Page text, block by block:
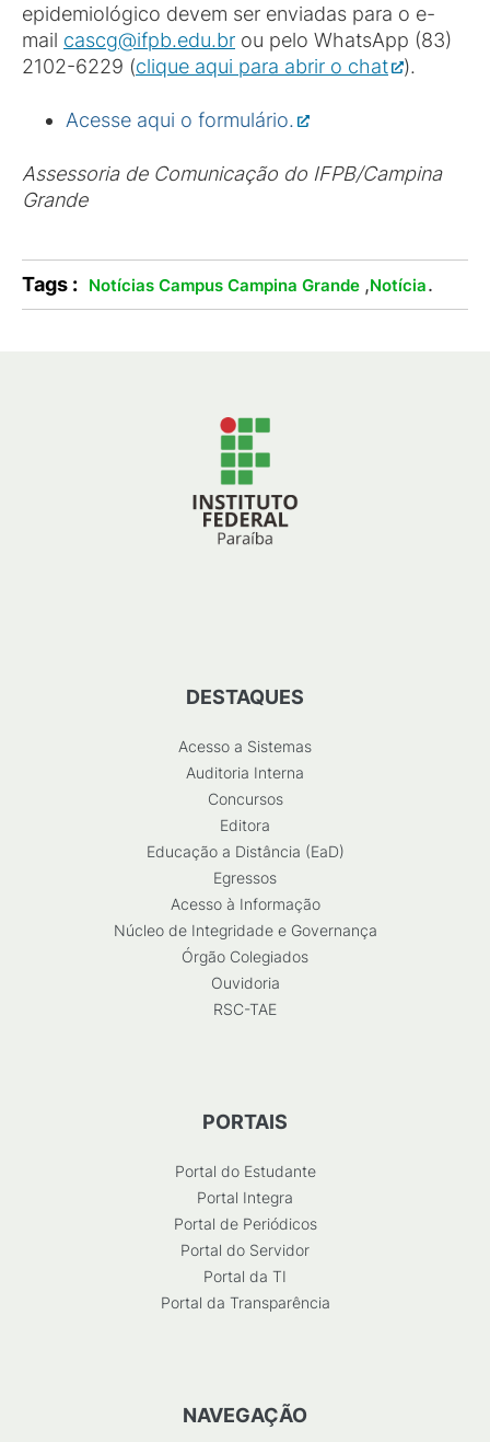
epidemiológico devem ser enviadas para o e-
mail cascg@ifpb.edu.br ou pelo WhatsApp (83)
2102-6229 (clique aqui para abrir o chat ).
Acesse aqui o formulário.
Assessoria de Comunicação do IFPB/Campina
Grande
Tags : Notícias Campus Campina Grande ,Notícia.
DESTAQUES
Acesso a Sistemas
Auditoria Interna
Concursos
Editora
Educação a Distância (EaD)
Egressos
Acesso à Informação
Núcleo de Integridade e Governança
Órgão Colegiados
Ouvidoria
RSC-TAE
PORTAIS
Portal do Estudante
Portal Integra
Portal de Periódicos
Portal do Servidor
Portal da TI
Portal da Transparência
NAVEGAÇÃO